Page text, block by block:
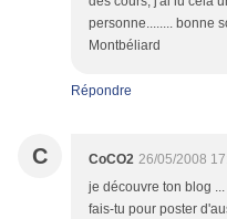
personne........ bonne
Montbéliard
Répondre
C CoCO2 26/05/2008
je découvre ton blog
fais-tu pour poster